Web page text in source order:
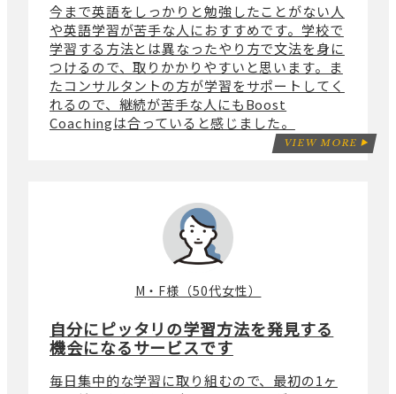
今まで英語をしっかりと勉強したことがない人
や英語学習が苦手な人におすすめです。学校で
学習する方法とは異なったやり方で文法を身に
つけるので、取りかかりやすいと思います。ま
たコンサルタントの方が学習をサポートしてく
れるので、継続が苦手な人にもBoost
Coachingは合っていると感じました。
VIEW MORE
自分にピッタリの学習方法を発見する
機会になるサービスです
M・F様（50代女性）
毎日集中的な学習に取り組むので、最初の1ヶ